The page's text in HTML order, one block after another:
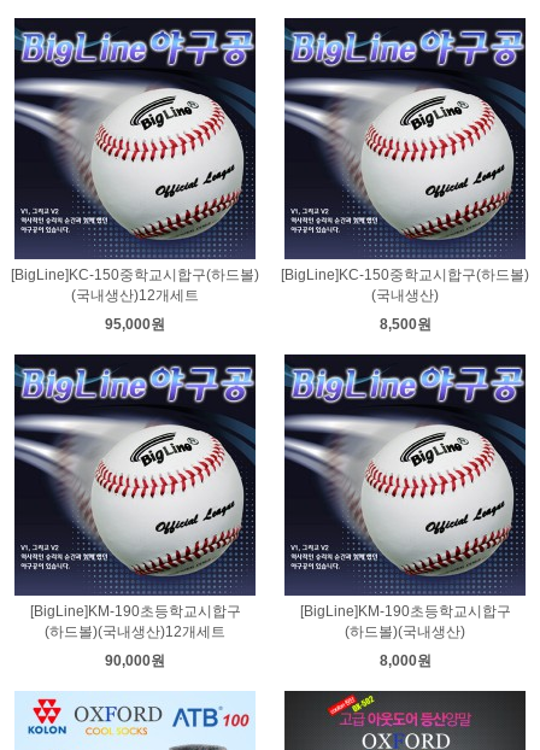
[BigLine]KC-150중학교시합구(하드볼)
(국내생산)12개세트
95,000원
[BigLine]KC-150중학교시합구(하드볼)
(국내생산)
8,500원
[BigLine]KM-190초등학교시합구
(하드볼)(국내생산)12개세트
90,000원
[BigLine]KM-190초등학교시합구
(하드볼)(국내생산)
8,000원